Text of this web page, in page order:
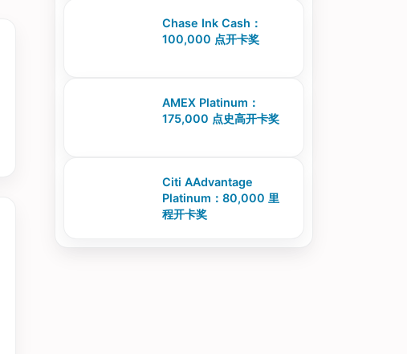
Chase Ink Cash：
100,000 点开卡奖
AMEX Platinum：
175,000 点史高开卡奖
Citi AAdvantage
Platinum：80,000 里
程开卡奖